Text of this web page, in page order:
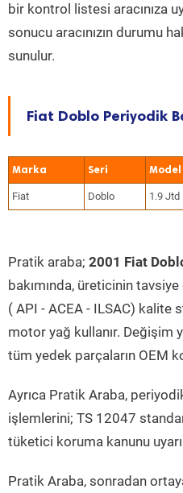
bir kontrol listesi aracınıza
sonucu aracınızın durumu
sunulur.
Fiat Doblo Periyodik
Marka Seri Model
Fiat Doblo 1.9 Jtd
Pratik araba; 2001 Fiat
bakımında, üreticinin
( API - ACEA - ILSAC) kalite
motor yağ kullanır. Değişim
tüm yedek parçaların OEM
Ayrıca Pratik Araba,
işlemlerini; TS 12047
tüketici koruma kanunu
Pratik Araba, sonradan